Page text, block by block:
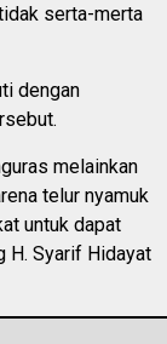
serta-merta
dengan
melainkan
telur nyamuk
untuk dapat
H. Syarif Hidayat